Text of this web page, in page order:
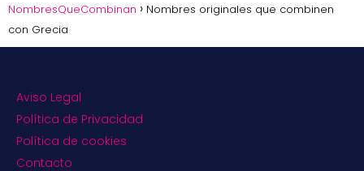
NombresQueCombinan
Nombres originales que combinen
con Grecia
Aviso Legal
Política de Privacidad
Política de cookies
Contacto